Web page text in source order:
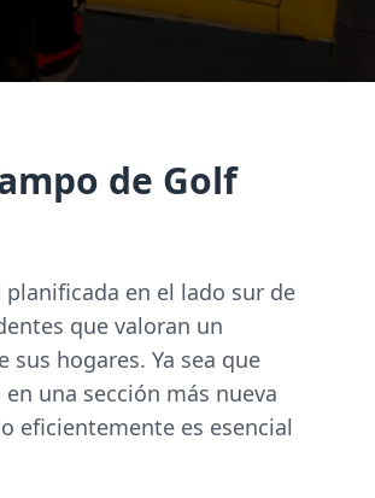
de Golf
en el lado sur de
que valoran un
hogares. Ya sea que
una sección más nueva
eficientemente es esencial